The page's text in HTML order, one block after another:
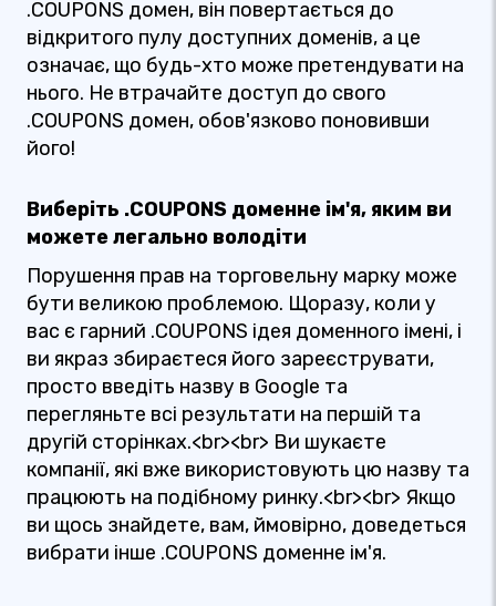
.COUPONS домен, він повертається до
відкритого пулу доступних доменів, а це
означає, що будь-хто може претендувати на
нього. Не втрачайте доступ до свого
.COUPONS домен, обов'язково поновивши
його!
Виберіть .COUPONS доменне ім'я, яким ви
можете легально володіти
Порушення прав на торговельну марку може
бути великою проблемою. Щоразу, коли у
вас є гарний .COUPONS ідея доменного імені, і
ви якраз збираєтеся його зареєструвати,
просто введіть назву в Google та
перегляньте всі результати на першій та
другій сторінках.<br><br> Ви шукаєте
компанії, які вже використовують цю назву та
працюють на подібному ринку.<br><br> Якщо
ви щось знайдете, вам, ймовірно, доведеться
вибрати інше .COUPONS доменне ім'я.